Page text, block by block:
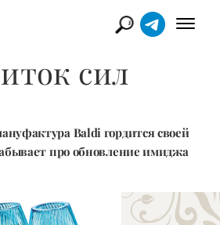
сил
Baldi гордится своей
про обновление имиджа